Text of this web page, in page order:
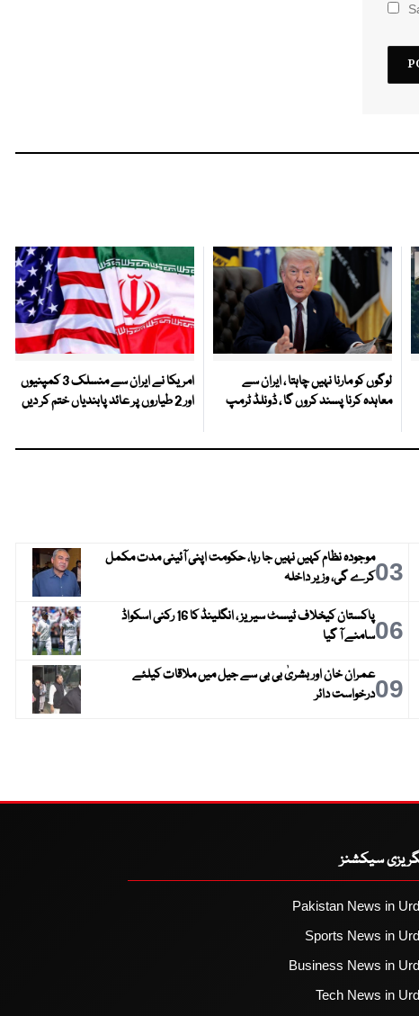
لوگوں کو مارنا نہیں چاہتا ، ایران سے
معاہدہ کرنا پسند کروں گا ، ڈونلڈ ٹرمپ
امریکا نے ایران سے منسلک 3 کمپنیوں
اور 2 طیاروں پر عائد پابندیاں ختم کر دیں
03موجودہ نظام کہیں نہیں جا رہا، حکومت اپنی آئینی مدت مکمل
کرے گی، وزیر داخلہ
06
پاکستان کیخلاف ٹیسٹ سیریز ، انگلینڈ کا 16 رکنی اسکواڈ
سامنے آ گیا
09عمران خان اور بشریٰ بی بی سے جیل میں ملاقات کیلئے
درخواست دائر
سیکشنز
Pakistan News in
Sports News in
Business News in
Tech News in